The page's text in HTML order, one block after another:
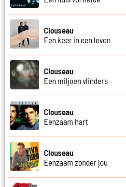
Clouseau
Een keer in een leven
Clouseau
Een miljoen vlinders
Clouseau
Eenzaam hart
Clouseau
Eenzaam zonder jou